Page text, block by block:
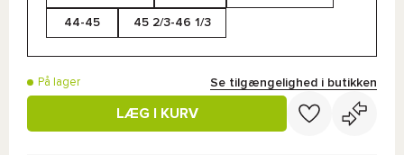
44-45 45 2/3-46 1/3
På lager Se tilgængelighed i butikken
LÆG I KURV